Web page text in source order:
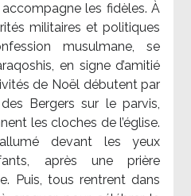
les fidèles. À
militaires et politiques
musulmane, se
en signe d’amitié
de Noël débutent par
Bergers sur le parvis,
les cloches de l’église.
devant les yeux
après une prière
Puis, tous rentrent dans